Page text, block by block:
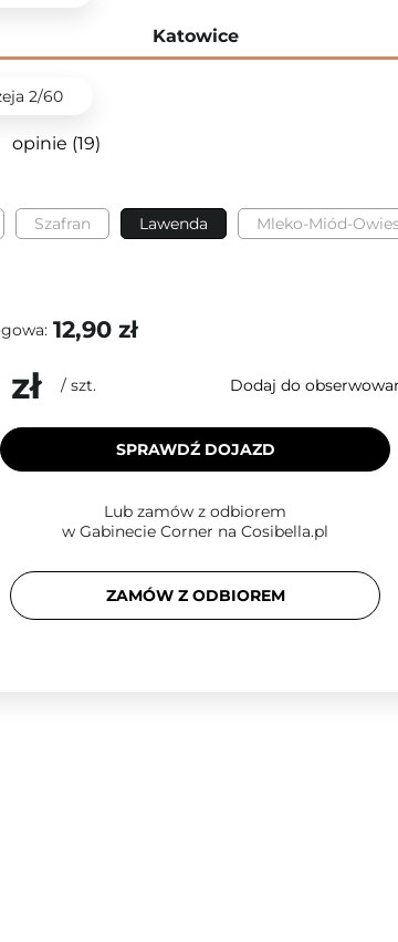
Katowice
2/60
opinie 19
Szafran Lawenda Mleko-Miód-
12,90 zł
/ szt. Dodaj do
SPRAWDŹ DOJAZD
Lub zamów z odbiorem
w Gabinecie Corner na Cosibella.pl
ZAMÓW Z ODBIOREM